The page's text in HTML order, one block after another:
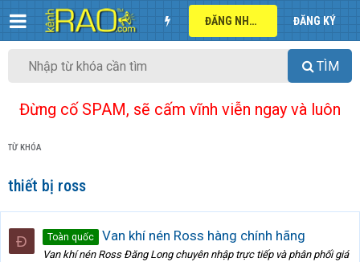
ĐĂNG NHẬP ĐĂNG KÝ
TÌM
Đừng cố SPAM, sẽ cấm vĩnh viễn ngay và luôn
TỪ KHÓA
thiết bị ross
Đ Toàn quốc Van khí nén Ross hàng chính hãng
Van khí nén Ross Đăng Long chuyên nhập trực tiếp và phân phối giá